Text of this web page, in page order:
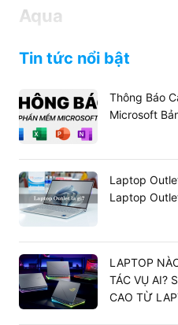
Aqua
Tin tức nổi bật
Thông Báo
Microsoft
Laptop
Laptop
LAPTOP
TÁC VỤ AI?
CAO TỪ